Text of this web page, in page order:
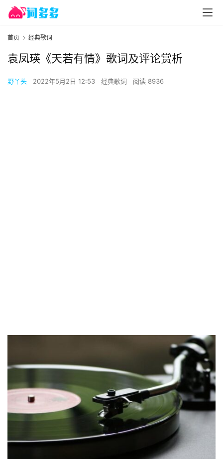
首页 经典歌词
袁凤瑛《天若有情》歌词及评论赏析
野丫头 2022年5月2日 12:53 经典歌词 阅读 8936